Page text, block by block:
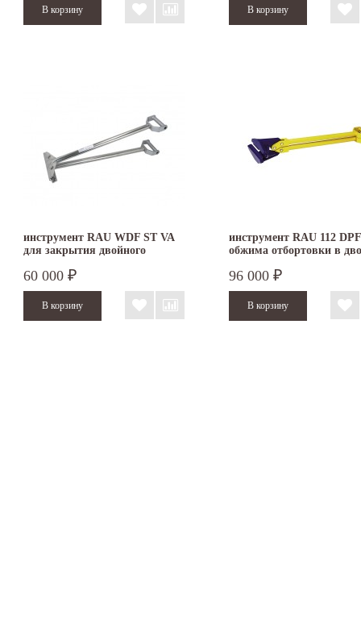
инструмент RAU WDF ST VA
для закрытия двойного
60 000 ₽
инструмент RAU 112
обжима отбортовки в
96 000 ₽